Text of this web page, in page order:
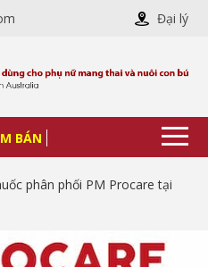
Đại lý
BÁN
phân phối PM Procare tại